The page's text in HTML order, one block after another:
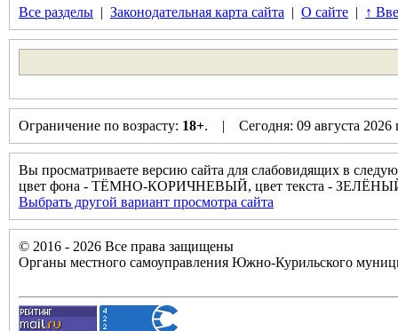
Все разделы | Законодательная карта сайта | О сайте | ↑
Ограничение по возрасту: 18+. | Сегодня: 09 августа
Вы просматриваете версию сайта для слабовидящих в
цвет фона - ТЁМНО-КОРИЧНЕВЫЙ, цвет текста -
Выбрать другой вариант просмотра сайта
© 2016 - 2026 Все права защищены
Органы местного самоуправления Южно-Курильского